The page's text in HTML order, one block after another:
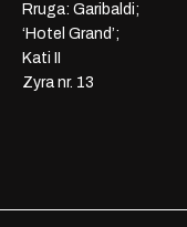
Rruga: Garibaldi;
‘Hotel Grand’;
Kati II
Zyra nr. 13